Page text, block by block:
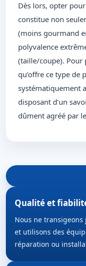
Dès lors, opter
constitue non
(moins gourmand
polyvalence
(taille/coupe). Pour
qu’offre ce type de
systématiquement
disposant d’un
dûment agréé par
Qualité et
Nous ne
et utilisons des
réparation ou